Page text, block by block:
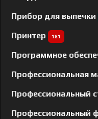
Прибор для выпечки
Принтер 181
Программное
Профессиональная
Профессиональный
Профессиональный